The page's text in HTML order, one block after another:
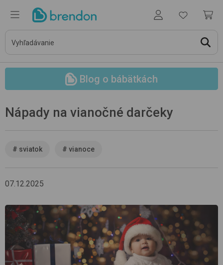
Blog o bábätkách
Nápady na vianočné darčeky
# sviatok # vianoce
07.12.2025